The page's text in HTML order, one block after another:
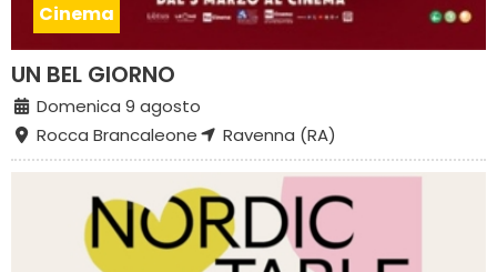
Cinema
UN BEL GIORNO
Domenica 9 agosto
Rocca Brancaleone
Ravenna (RA)